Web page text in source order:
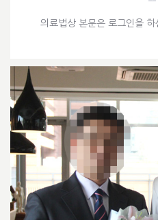
의료법상 본문은 로그인을